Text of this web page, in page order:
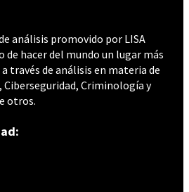
análisis promovido por LISA
hacer del mundo un lugar más
través de análisis en materia de
Criminología y
otros.